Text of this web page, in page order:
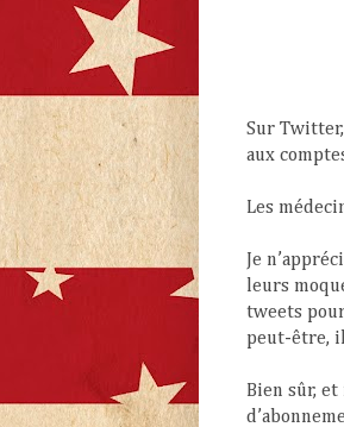
Sur
aux
Les
Je
leurs
tweets
peut-être,
Bien sûr,